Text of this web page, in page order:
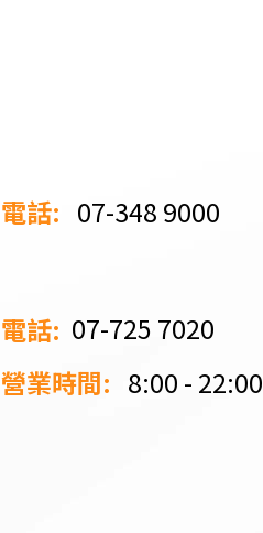
電話: 07-348 9000
電話: 07-725 7020
營業時間: 8:00 - 22:00